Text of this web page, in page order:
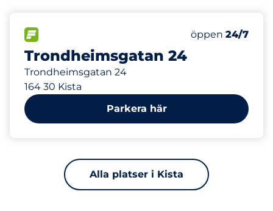
Trondheimsgatan 24
Trondheimsgatan 24
164 30 Kista
Antal
Totalt antal
Lördag
öppen 24/7
193 m
Parkera här
Alla platser i Kista